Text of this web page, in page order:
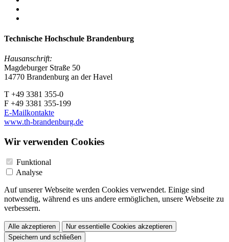
Technische Hochschule Brandenburg
Hausanschrift:
Magdeburger Straße 50
14770 Brandenburg an der Havel
T +49 3381 355-0
F +49 3381 355-199
E-Mailkontakte
www.th-brandenburg.de
Wir verwenden Cookies
Funktional
Analyse
Auf unserer Webseite werden Cookies verwendet. Einige sind
notwendig, während es uns andere ermöglichen, unsere Webseite zu
verbessern.
Alle akzeptieren
Nur essentielle Cookies akzeptieren
Speichern und schließen